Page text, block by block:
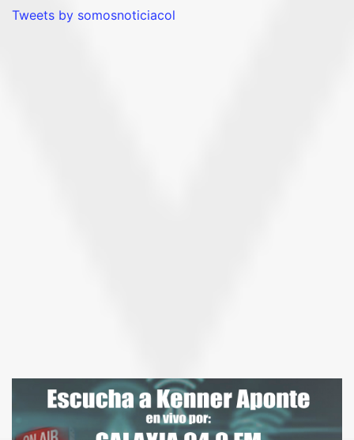
Tweets by somosnoticiacol